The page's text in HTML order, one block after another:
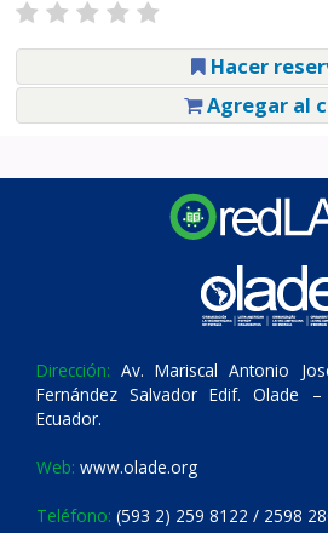
Hacer
Agregar al
Dirección: Av. Mariscal Antonio
Fernández Salvador Edif. Olade
Ecuador.
Web: www.olade.org
Teléfono: (593 2) 259 8122 / 2598